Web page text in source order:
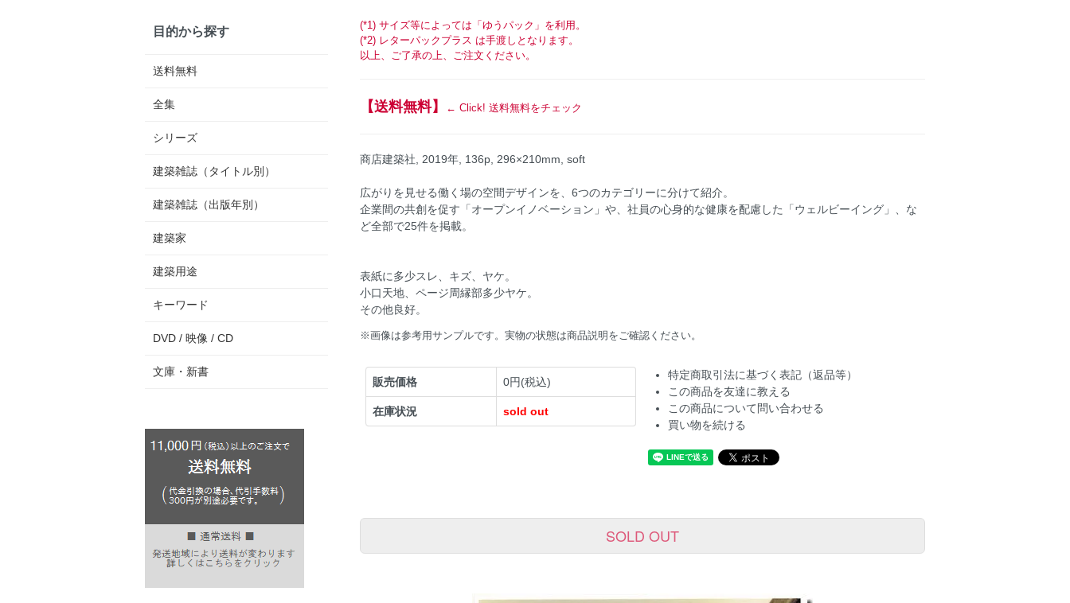
(*1) サイズ等によっては「ゆうパック」を利用。
(*2) レターパックプラス は手渡しとなります。
以上、ご了承の上、ご注文ください。
【送料無料】 ← Click! 送料無料をチェック
商店建築社, 2019年, 136p, 296×210mm, soft
広がりを見せる働く場の空間デザインを、6つのカテゴリーに分けて紹介。
企業間の共創を促す「オープンイノベーション」や、社員の心身的な健康を配慮した「ウェルビーイング」、な
ど全部で25件を掲載。
表紙に多少スレ、キズ、ヤケ。
小口天地、ページ周縁部多少ヤケ。
その他良好。
※画像は参考用サンプルです。実物の状態は商品説明をご確認ください。
販売価格 0円(税込)
在庫状況 sold out
特定商取引法に基づく表記（返品等）
この商品を友達に教える
この商品について問い合わせる
買い物を続ける
SOLD OUT
目的から探す
送料無料
全集
シリーズ
建築雑誌（タイトル別）
建築雑誌（出版年別）
建築家
建築用途
キーワード
DVD / 映像 / CD
文庫・新書